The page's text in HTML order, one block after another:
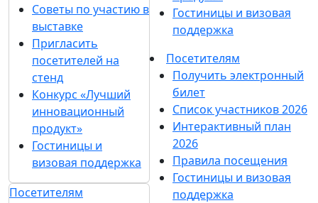
Советы по участию в
выставке
Пригласить
посетителей на
стенд
Конкурс «Лучший
инновационный
продукт»
Гостиницы и
визовая поддержка
Посетителям
Гостиницы и визовая
поддержка
Посетителям
Получить электронный
билет
Список участников 2026
Интерактивный план
2026
Правила посещения
Гостиницы и визовая
поддержка